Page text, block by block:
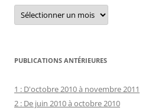
Archives
courantes
PUBLICATIONS ANTÉRIEURES
1 : D'octobre 2010 à novembre 2011
2 : De juin 2010 à octobre 2010